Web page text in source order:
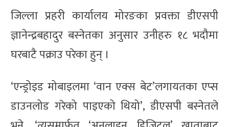
जिल्ला प्रहरी कार्यालय मोरङका प्रवक्ता डीएसपी
ज्ञानेन्द्रबहादुर बस्नेतका अनुसार उनीहरु १८ भदौमा
घरबाटै पक्राउ परेका हुन् ।
‘एन्ड्रोइड मोबाइलमा ‘वान एक्स बेट’लगायतका एप्स
डाउनलोड गरेको पाइएको थियो’, डीएसपी बस्नेतले